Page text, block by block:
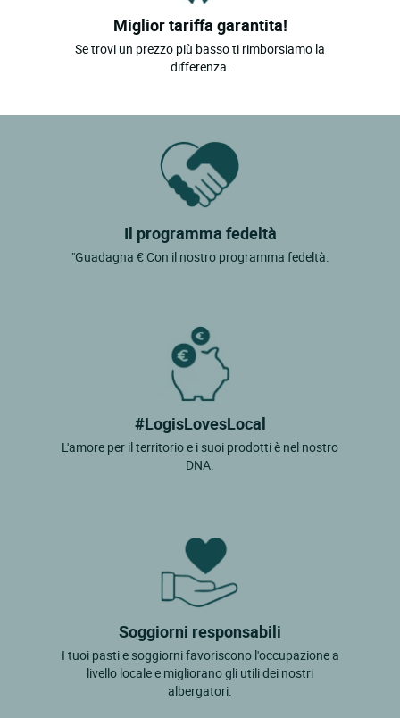
Miglior tariffa garantita!
Se trovi un prezzo più basso ti rimborsiamo la
differenza.
Il programma fedeltà
"Guadagna € Con il nostro programma fedeltà.
#LogisLovesLocal
L'amore per il territorio e i suoi prodotti è nel nostro
DNA.
Soggiorni responsabili
I tuoi pasti e soggiorni favoriscono l'occupazione a
livello locale e migliorano gli utili dei nostri
albergatori.